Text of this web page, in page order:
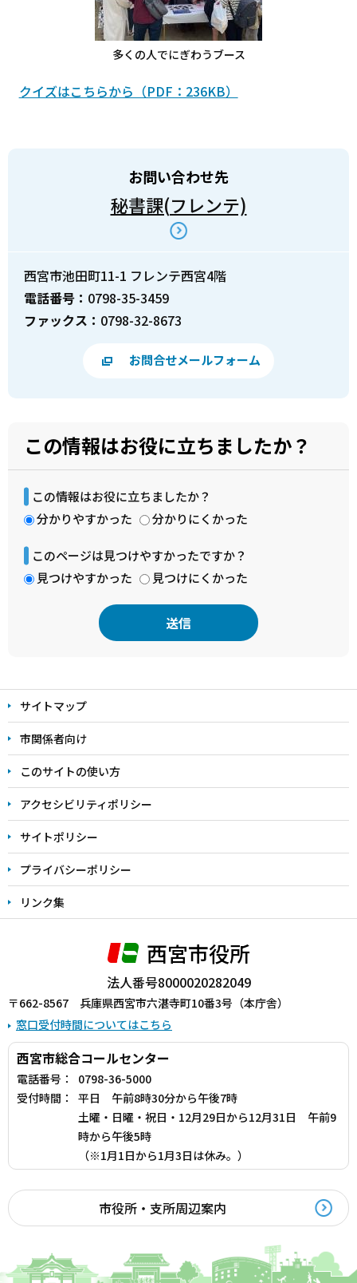
多くの人でにぎわうブース
クイズはこちらから（PDF：236KB）
お問い合わせ先
秘書課(フレンテ)
西宮市池田町11-1 フレンテ西宮4階
電話番号： 0798-35-3459
ファックス： 0798-32-8673
お問合せメールフォーム
この情報はお役に立ちましたか？
この情報はお役に立ちましたか？
分かりやすかった
分かりにくかった
このページは見つけやすかったですか？
見つけやすかった
見つけにくかった
文
こ
こ
ま
で
サイトマップ
市関係者向け
このサイトの使い方
アクセシビリティポリシー
サイトポリシー
プライバシーポリシー
リンク集
西宮市役所
法人番号8000020282049
〒662-8567 兵庫県西宮市六湛寺町10番3号（本庁舎）
窓口受付時間についてはこちら
西宮市総合コールセンター
電話番号：
0798-36-5000
受付時間：
平日 午前8時30分から午後7時
土曜・日曜・祝日・12月29日から12月31日 午前9
時から午後5時
（※1月1日から1月3日は休み。）
市役所・支所周辺案内